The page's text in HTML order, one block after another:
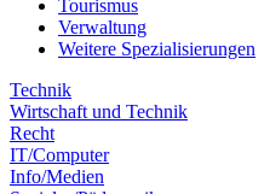
Tourismus
Verwaltung
Weitere Spezialisierungen
Technik
Wirtschaft und Technik
Recht
IT/Computer
Info/Medien